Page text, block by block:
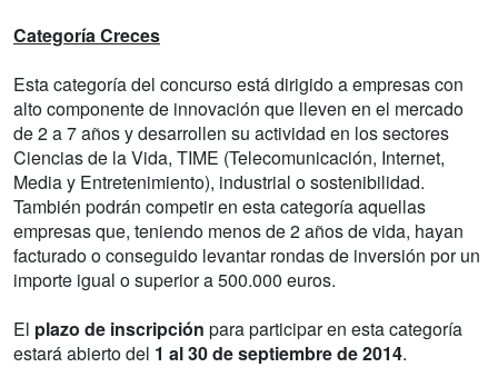
Categoría Creces
Esta categoría del concurso está dirigido a empresas con
alto componente de innovación que lleven en el mercado
de 2 a 7 años y desarrollen su actividad en los sectores
Ciencias de la Vida, TIME (Telecomunicación, Internet,
Media y Entretenimiento), industrial o sostenibilidad.
También podrán competir en esta categoría aquellas
empresas que, teniendo menos de 2 años de vida, hayan
facturado o conseguido levantar rondas de inversión por un
importe igual o superior a 500.000 euros.
El plazo de inscripción para participar en esta categoría
estará abierto del 1 al 30 de septiembre de 2014.